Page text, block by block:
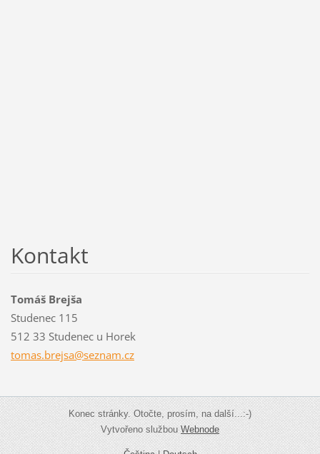
Kontakt
Tomáš Brejša
Studenec 115
512 33 Studenec u Horek
tomas.brejsa@seznam.cz
Konec stránky. Otočte, prosím, na další...:-)
Vytvořeno službouWebnode